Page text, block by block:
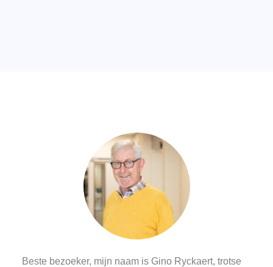
Beste bezoeker, mijn naam is Gino Ryckaert, trotse